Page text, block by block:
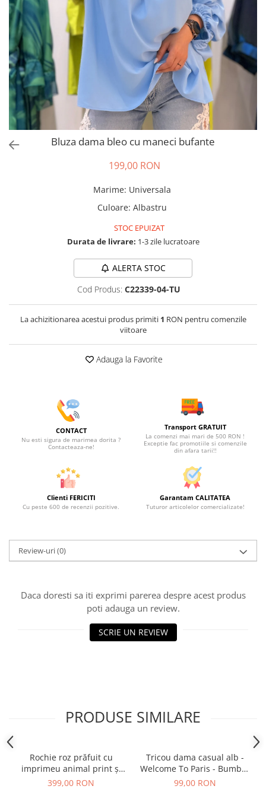
Tricouri si topuri
Rochii de eveniment
Bluza dama bleo cu maneci bufante
199,00 RON
Marime: Universala
Culoare: Albastru
STOC EPUIZAT
Durata de livrare: 1-3 zile lucratoare
ALERTA STOC
Cod Produs: C22339-04-TU
La achizitionarea acestui produs primiti 1 RON pentru comenzile
viitoare
Adauga la Favorite
CONTACT
Nu esti sigura de marimea dorita ?
Contacteaza-ne!
Transport GRATUIT
La comenzi mai mari de 500 RON !
Exceptie fac promotiile si comenzile
din afara tarii!!
Clienti FERICITI
Cu peste 600 de recenzii pozitive.
Garantam CALITATEA
Tuturor articolelor comercializate!
Review-uri(0)
Daca doresti sa iti exprimi parerea despre acest produs
poti adauga un review.
SCRIE UN REVIEW
PRODUSE SIMILARE
Rochie roz prăfuit cu
imprimeu animal print și
curea
399,00 RON
Tricou dama casual alb -
Welcome To Paris - Bumbac
Organic
99,00 RON